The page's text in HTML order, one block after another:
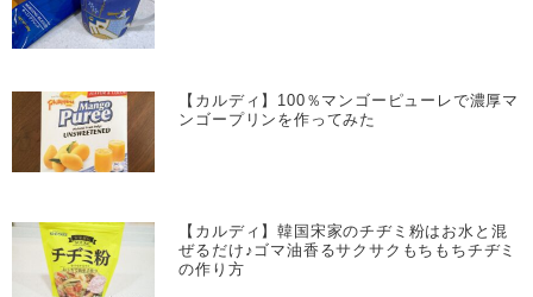
【カルディ】100％マンゴーピューレで濃厚マ
ンゴープリンを作ってみた
【カルディ】韓国宋家のチヂミ粉はお水と混
ぜるだけ♪ゴマ油香るサクサクもちもちチヂミ
の作り方